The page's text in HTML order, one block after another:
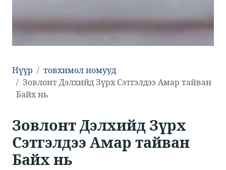
Нүүр
товхимол номууд
​​Зовлонт Дэлхийд Зүрх Сэтгэлдээ Амар тайван
Байх нь​
​​Зовлонт Дэлхийд Зүрх
Сэтгэлдээ Амар тайван
Байх нь​